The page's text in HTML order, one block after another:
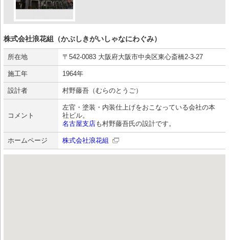
株式会社浪花組（かぶしきがいしゃなにわぐみ）
所在地 〒542-0083 大阪府大阪市中央区東心斎橋2-3-27
施工年 1964年
設計者 村野藤吾（むらのとうご）
コメント
左官・塗装・内装仕上げをおこなっている会社の本
社ビル。
名古屋支店も村野藤吾氏の設計です。
ホームページ 株式会社浪花組